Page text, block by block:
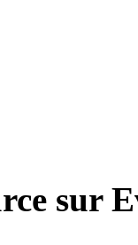
sur